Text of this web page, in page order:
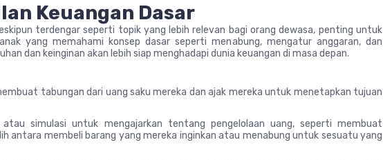
Keuangan Dasar
terdengar seperti topik yang lebih relevan bagi orang dewasa, penting untuk
yang memahami konsep dasar seperti menabung, mengatur anggaran, dan
dan keinginan akan lebih siap menghadapi dunia keuangan di masa depan.
tabungan dari uang saku mereka dan ajak mereka untuk menetapkan tujuan
atau simulasi untuk mengajarkan tentang pengelolaan uang, seperti membuat
antara membeli barang yang mereka inginkan atau menabung untuk sesuatu yang